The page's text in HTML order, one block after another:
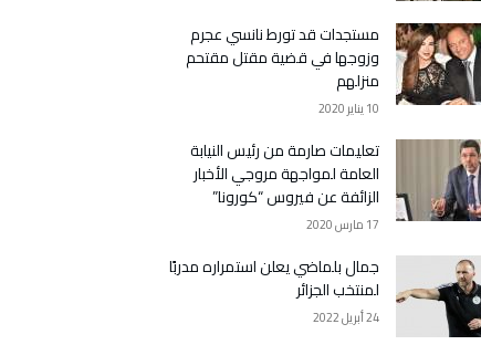
مستجدات قد تورط نانسي عجرم
وزوجها في قضية مقتل مقتحم
منزلهم
10 يناير 2020
تعليمات صارمة من رئيس النيابة
العامة لمواجهة مروجي الأخبار
الزائفة عن فيروس “كورونا”
17 مارس 2020
جمال بلماضي يعلن استمراره مدربًا
لمنتخب الجزائر
24 أبريل 2022